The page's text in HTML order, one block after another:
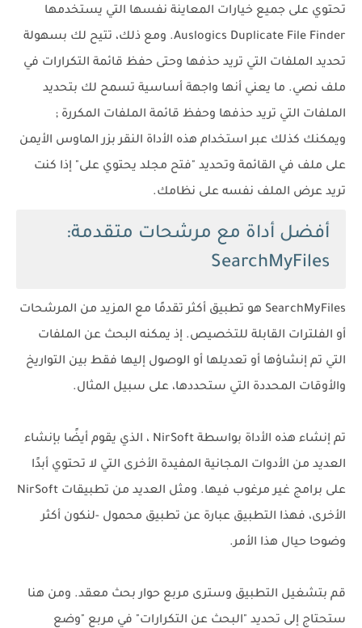
تحتوي على جميع خيارات المعاينة نفسها التي يستخدمها
Auslogics Duplicate File Finder. ومع ذلك، تتيح لك بسهولة
تحديد الملفات التي تريد حذفها وحتى حفظ قائمة التكرارات في
ملف نصي. ما يعني أنها واجهة أساسية تسمح لك بتحديد
الملفات التي تريد حذفها وحفظ قائمة الملفات المكررة ;
ويمكنك كذلك عبر استخدام هذه الأداة النقر بزر الماوس الأيمن
على ملف في القائمة وتحديد "فتح مجلد يحتوي على" إذا كنت
تريد عرض الملف نفسه على نظامك.
أفضل أداة مع مرشحات متقدمة:
SearchMyFiles
SearchMyFiles هو تطبيق أكثر تقدمًا مع المزيد من المرشحات
أو الفلترات القابلة للتخصيص. إذ يمكنه البحث عن الملفات
التي تم إنشاؤها أو تعديلها أو الوصول إليها فقط بين التواريخ
والأوقات المحددة التي ستحددها، على سبيل المثال.
تم إنشاء هذه الأداة بواسطة NirSoft ، الذي يقوم أيضًا بإنشاء
العديد من الأدوات المجانية المفيدة الأخرى التي لا تحتوي أبدًا
على برامج غير مرغوب فيها. ومثل العديد من تطبيقات NirSoft
الأخرى، فهذا التطبيق عبارة عن تطبيق محمول -لنكون أكثر
وضوحا حيال هذا الأمر.
قم بتشغيل التطبيق وسترى مربع حوار بحث معقد. ومن هنا
ستحتاج إلى تحديد "البحث عن التكرارات" في مربع "وضع